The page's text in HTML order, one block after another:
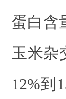
蛋白含
玉米杂
12%到